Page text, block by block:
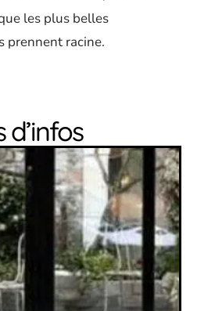
les plus belles
prennent racine.
d’infos